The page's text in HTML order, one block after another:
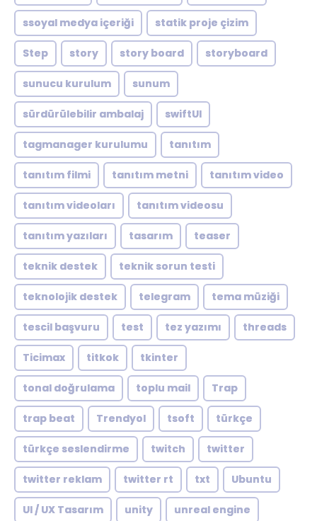
ssoyal medya içeriği statik proje çizim
Step story story board storyboard
sunucu kurulum sunum
sürdürülebilir ambalaj swiftUI
tagmanager kurulumu tanıtım
tanıtım filmi tanıtım metni tanıtım video
tanıtım videoları tanıtım videosu
tanıtım yazıları tasarım teaser
teknik destek teknik sorun testi
teknolojik destek telegram tema müziği
tescil başvuru test tez yazımı threads
Ticimax titkok tkinter
tonal doğrulama toplu mail Trap
trap beat Trendyol tsoft türkçe
türkçe seslendirme twitch twitter
twitter reklam twitter rt txt Ubuntu
UI / UX Tasarım unity unreal engine